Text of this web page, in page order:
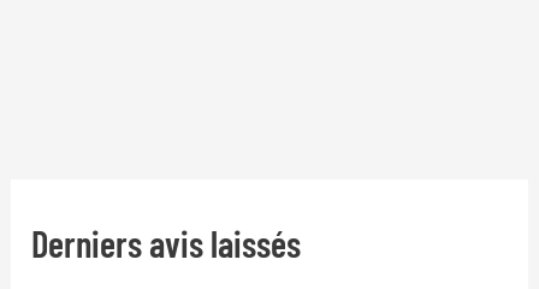
Derniers avis laissés